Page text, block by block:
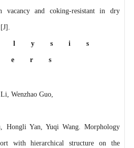
vacancy and coking-resistant in dry
Wenzhao Guo,
Hongli Yan, Yuqi Wang. Morphology
with hierarchical structure on the